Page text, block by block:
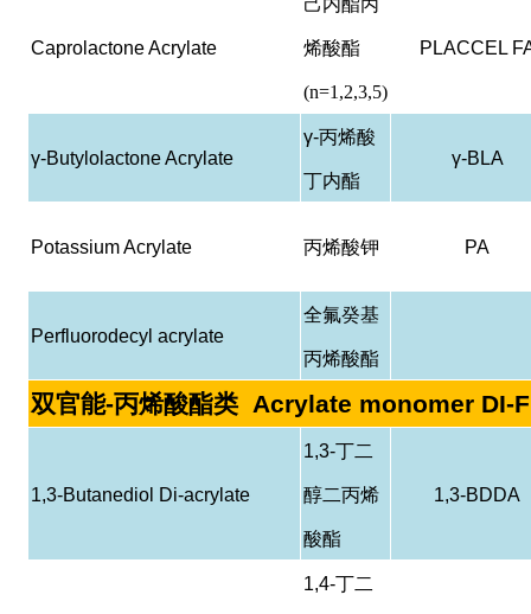
Caprolactone Acrylate
己内酯丙
烯酸酯
(n=1,2,3,5)
PLACCEL
γ-Butylolactone Acrylate
γ-丙烯酸
丁内酯
γ-BLA
Potassium Acrylate 丙烯酸钾 PA
Perfluorodecyl acrylate
全氟癸基
丙烯酸酯
双官能-丙烯酸酯类Acrylate monomer DI-
1,3-Butanediol Di-acrylate
1,3-丁二
醇二丙烯
酸酯
1,3-BDDA
1,4-丁二